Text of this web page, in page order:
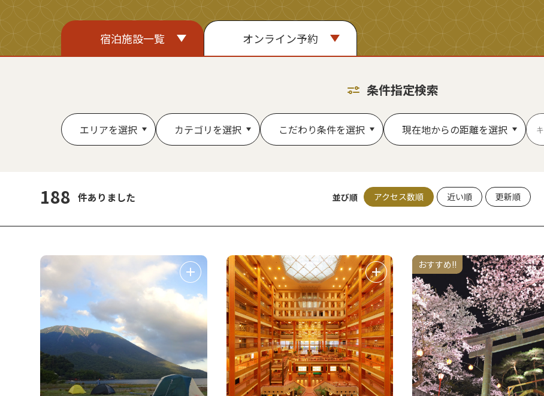
宿泊施設一覧 オンライン予約
条件指定検索
エリアを選択 カテゴリを選択 こだわり条件を選択 現在地からの距離を選択
188 件ありました 並び順 アクセス数順 近い順 更新順
おすすめ!!